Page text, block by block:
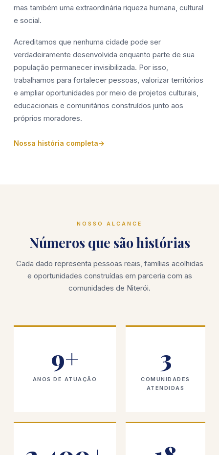
mas também uma extraordinária riqueza humana, cultural
e social.
Acreditamos que nenhuma cidade pode ser
verdadeiramente desenvolvida enquanto parte de sua
população permanecer invisibilizada. Por isso,
trabalhamos para fortalecer pessoas, valorizar territórios
e ampliar oportunidades por meio de projetos culturais,
educacionais e comunitários construídos junto aos
próprios moradores.
Nossa história completa
NOSSO ALCANCE
Números que são histórias
Cada dado representa pessoas reais, famílias acolhidas
e oportunidades construídas em parceria com as
comunidades de Niterói.
9+
ANOS DE ATUAÇÃO
3
COMUNIDADES
ATENDIDAS